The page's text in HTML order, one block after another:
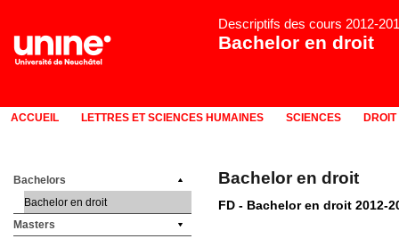
Descriptifs des cours 2012-
Bachelor en droit
ACCUEIL LETTRES ET SCIENCES HUMAINES SCIENCES DROIT
Bachelors
Bachelor en droit
Masters
Bachelor en droit